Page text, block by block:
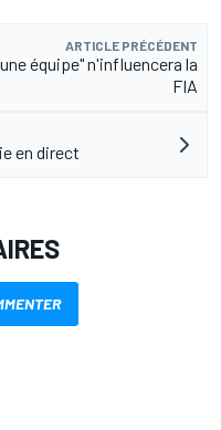
ARTICLE PRÉCÉDENT
équipe" n'influencera la
FIA
en direct